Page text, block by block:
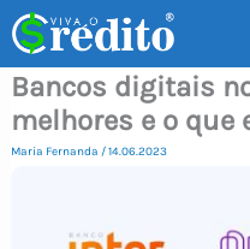
para
conteúdo
Bancos digitais
melhores e o que
Maria Fernanda /14.06.2023